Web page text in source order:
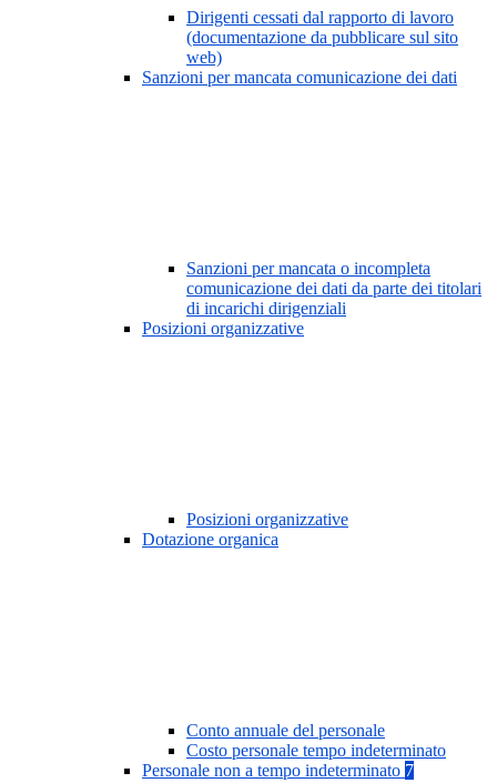
Dirigenti cessati dal rapporto di lavoro
(documentazione da pubblicare sul sito
web)
Sanzioni per mancata comunicazione dei dati
Sanzioni per mancata o incompleta
comunicazione dei dati da parte dei titolari
di incarichi dirigenziali
Posizioni organizzative
Posizioni organizzative
Dotazione organica
Conto annuale del personale
Costo personale tempo indeterminato
Personale non a tempo indeterminato 7